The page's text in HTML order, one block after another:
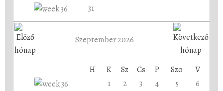
31
Szeptember 2026
H K Sz Cs P Szo
V
1
2 3 4 5
6